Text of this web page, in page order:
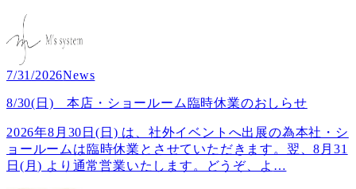
7/31/2026News
8/30(日) 本店・ショールーム臨時休業のおしらせ
2026年8月30日(日) は、社外イベントへ出展の為本社・シ
ョールームは臨時休業とさせていただきます。翌、8月31
日(月) より通常営業いたします。どうぞ、よ …